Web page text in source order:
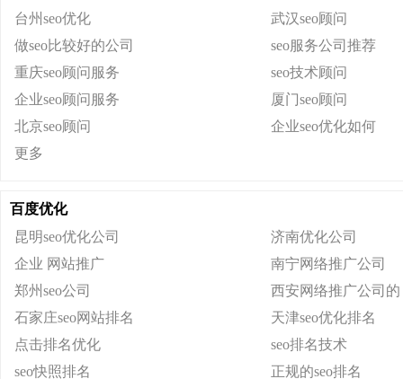
台州seo优化
武汉seo顾问
做seo比较好的公司
seo服务公司推荐
重庆seo顾问服务
seo技术顾问
企业seo顾问服务
厦门seo顾问
北京seo顾问
企业seo优化如何
更多
百度优化
昆明seo优化公司
济南优化公司
企业 网站推广
南宁网络推广公司
郑州seo公司
西安网络推广公司的
石家庄seo网站排名
天津seo优化排名
点击排名优化
seo排名技术
seo快照排名
正规的seo排名